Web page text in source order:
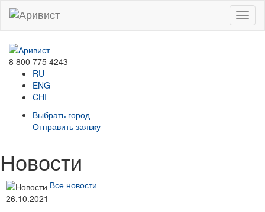
Menu
8 800 775 4243
RU
ENG
CHI
Выбрать город
Отправить заявку
Новости
Все новости
26.10.2021